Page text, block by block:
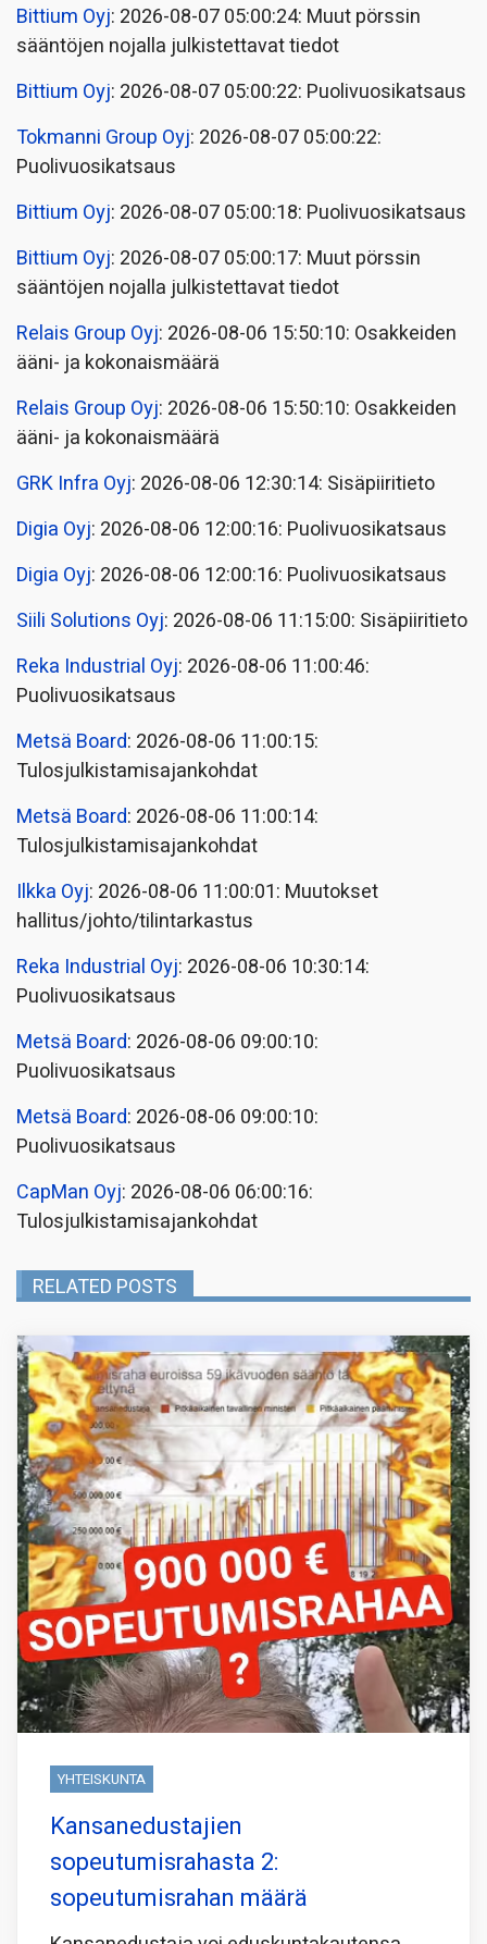
Bittium Oyj: 2026-08-07 05:00:24: Muut pörssin
sääntöjen nojalla julkistettavat tiedot
Bittium Oyj: 2026-08-07 05:00:22: Puolivuosikatsaus
Tokmanni Group Oyj: 2026-08-07 05:00:22:
Puolivuosikatsaus
Bittium Oyj: 2026-08-07 05:00:18: Puolivuosikatsaus
Bittium Oyj: 2026-08-07 05:00:17: Muut pörssin
sääntöjen nojalla julkistettavat tiedot
Relais Group Oyj: 2026-08-06 15:50:10: Osakkeiden
ääni- ja kokonaismäärä
Relais Group Oyj: 2026-08-06 15:50:10: Osakkeiden
ääni- ja kokonaismäärä
GRK Infra Oyj: 2026-08-06 12:30:14: Sisäpiiritieto
Digia Oyj: 2026-08-06 12:00:16: Puolivuosikatsaus
Digia Oyj: 2026-08-06 12:00:16: Puolivuosikatsaus
Siili Solutions Oyj: 2026-08-06 11:15:00: Sisäpiiritieto
Reka Industrial Oyj: 2026-08-06 11:00:46:
Puolivuosikatsaus
Metsä Board: 2026-08-06 11:00:15:
Tulosjulkistamisajankohdat
Metsä Board: 2026-08-06 11:00:14:
Tulosjulkistamisajankohdat
Ilkka Oyj: 2026-08-06 11:00:01: Muutokset
hallitus/johto/tilintarkastus
Reka Industrial Oyj: 2026-08-06 10:30:14:
Puolivuosikatsaus
Metsä Board: 2026-08-06 09:00:10:
Puolivuosikatsaus
Metsä Board: 2026-08-06 09:00:10:
Puolivuosikatsaus
CapMan Oyj: 2026-08-06 06:00:16:
Tulosjulkistamisajankohdat
RELATED POSTS
YHTEISKUNTA
Kansanedustajien
sopeutumisrahasta 2:
sopeutumisrahan määrä